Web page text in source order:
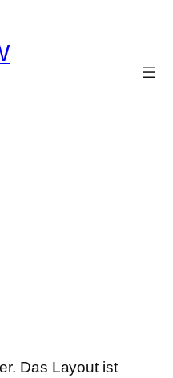
Das Layout ist